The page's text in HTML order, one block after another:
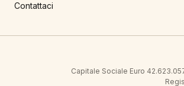
Contattaci
Capitale Sociale Euro